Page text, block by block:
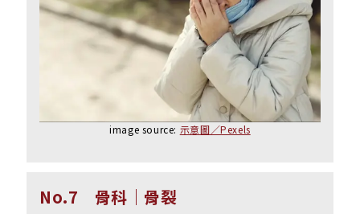
image source: 示意圖／Pexels
No.7 骨科｜骨裂